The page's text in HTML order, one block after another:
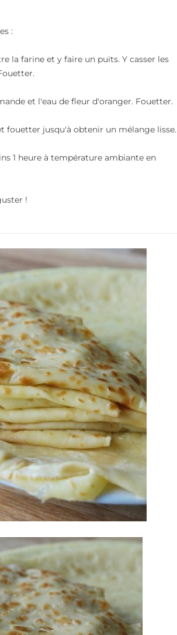
:
la farine et y faire un puits. Y casser les
et l'eau de fleur d'oranger. Fouetter.
fouetter jusqu'à obtenir un mélange lisse.
1 heure à température ambiante en
!